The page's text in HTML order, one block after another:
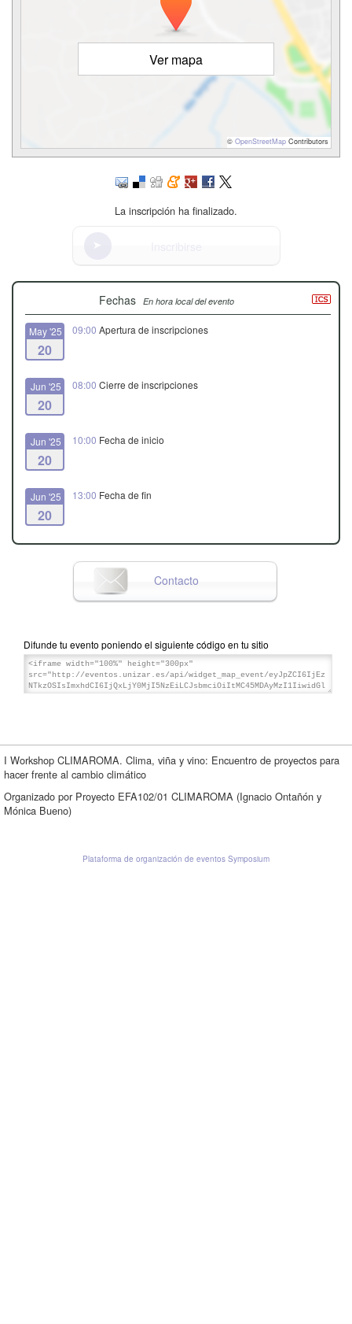
Ver mapa
© OpenStreetMap Contributors
La inscripción ha finalizado.
Fechas En hora local del evento
May '25
20
09:00 Apertura de inscripciones
Jun '25
20
08:00 Cierre de inscripciones
Jun '25
20
10:00 Fecha de inicio
Jun '25
20
13:00 Fecha de fin
Contacto
Difunde tu evento poniendo el siguiente código en tu sitio
I Workshop CLIMAROMA. Clima, viña y vino: Encuentro de proyectos para
hacer frente al cambio climático
Organizado por Proyecto EFA102/01 CLIMAROMA (Ignacio Ontañón y
Mónica Bueno)
Plataforma de organización de eventos Symposium